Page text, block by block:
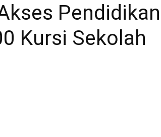
Pendidikan
Kursi Sekolah